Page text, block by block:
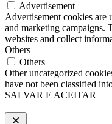
Advertisement
Advertisement cookies are
and marketing campaigns.
websites and collect
Others
Others
Other uncategorized
have not been classified
SALVAR E ACEITAR